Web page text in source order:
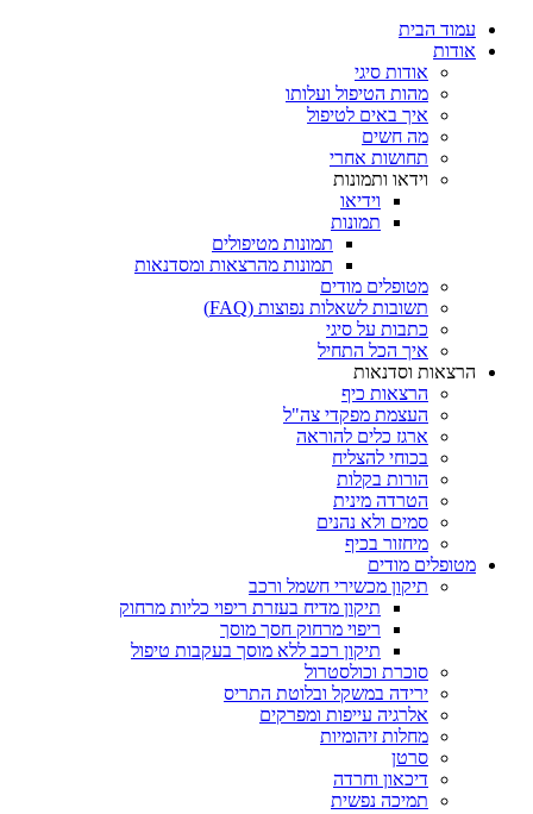
עמוד הבית
אודות
אודות סיגי
מהות הטיפול ועלותו
איך באים לטיפול
מה חשים
תחושות אחרי
וידאו ותמונות
וידיאו
תמונות
תמונות מטיפולים
תמונות מהרצאות ומסדנאות
מטופלים מודים
תשובות לשאלות נפוצות (FAQ)
כתבות על סיגי
איך הכל התחיל
הרצאות וסדנאות
הרצאות כיף
העצמת מפקדי צה"ל
ארגז כלים להוראה
בכוחי להצליח
הורות בקלות
הטרדה מינית
סמים ולא נהנים
מיחזור בכיף
מטופלים מודים
תיקון מכשירי חשמל ורכב
תיקון מדיח בעזרת ריפוי כליות מרחוק
ריפוי מרחוק חסך מוסך
תיקון רכב ללא מוסך בעקבות טיפול
סוכרת וכולסטרול
ירידה במשקל ובלוטת התריס
אלרגיה עייפות ומפרקים
מחלות זיהומיות
סרטן
דיכאון וחרדה
תמיכה נפשית